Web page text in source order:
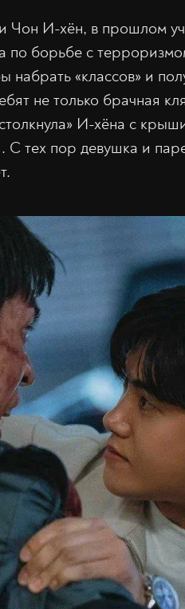
Чон И-хён, в прошлом
борьбе с
«классов» и
не только брачная
И-хёна с
тех пор девушка и